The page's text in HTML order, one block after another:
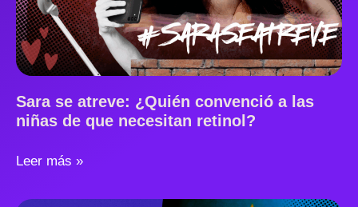
Sara se atreve: ¿Quién convenció a las
niñas de que necesitan retinol?
Leer más »